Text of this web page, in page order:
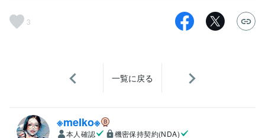
3
一覧に戻る
※meIko※
本人確認
機密保持契約(NDA)